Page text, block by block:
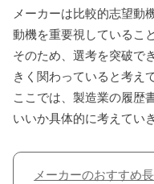
メーカーは比較的志望動
動機を重要視しているこ
そのため、選考を突破で
きく関わっていると考え
ここでは、製造業の履歴
いいか具体的に考えてい
メーカーのおすすめ